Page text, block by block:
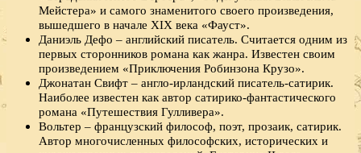
Мейстера» и самого знаменитого своего произведения,
вышедшего в начале XIX века «Фауст».
Даниэль Дефо – английский писатель. Считается одним из
первых сторонников романа как жанра. Известен своим
произведением «Приключения Робинзона Крузо».
Джонатан Свифт – англо-ирландский писатель-сатирик.
Наиболее известен как автор сатирико-фантастического
романа «Путешествия Гулливера».
Вольтер – французский философ, поэт, прозаик, сатирик.
Автор многочисленных философских, исторических и